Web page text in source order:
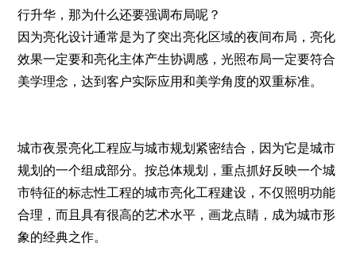
行升华，那为什么还要强调布局呢？
因为亮化设计通常是为了突出亮化区域的夜间布局，亮化
效果一定要和亮化主体产生协调感，光照布局一定要符合
美学理念，达到客户实际应用和美学角度的双重标准。
城市夜景亮化工程应与城市规划紧密结合，因为它是城市
规划的一个组成部分。按总体规划，重点抓好反映一个城
市特征的标志性工程的城市亮化工程建设，不仅照明功能
合理，而且具有很高的艺术水平，画龙点睛，成为城市形
象的经典之作。